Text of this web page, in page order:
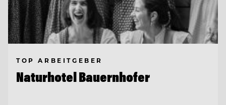
TOP ARBEITGEBER
Naturhotel Bauernhofer